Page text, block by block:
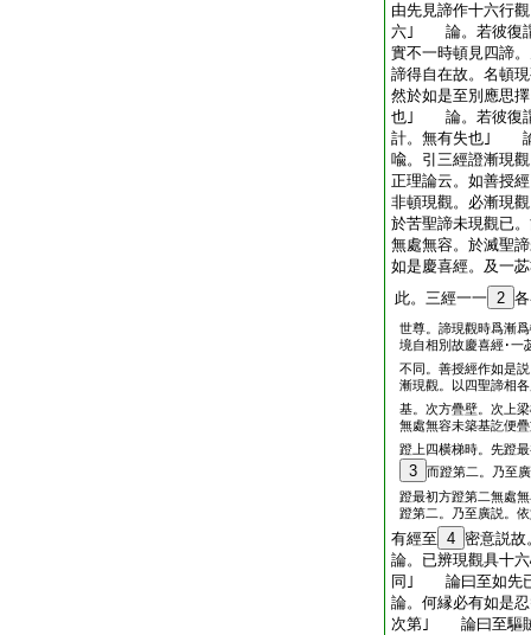
由先見諦作十六行
六｣ 論。若彼復謂
實不一時頓見四諦
諦得自在故。名
然於如是至別應思
也｣ 論。若彼復謂
計。無有失也｣ 論
喩。引三經證漸現
正理論云。如善授
非頓現觀。必漸現
於苦聖諦未現觀已
無處無容。於滅聖
如是慶喜經。及一
此。三經一一 2
世尊。諦現觀時爲漸
境自相別故慶喜經･一
不同。善授經作如是
漸現觀。以四聖諦相
基。次方疊壁。次上
無處無容未築基訖便
蹬上四横梯時。先蹬
3
而蹬第二。乃至
蹬最初方蹬第二無處
蹬第二。乃至廣説。
有經至 4 密意説
論。已辨現觀具十
同｣ 論曰至如先
論。何縁必有如是
次第｣ 論曰至驅賊